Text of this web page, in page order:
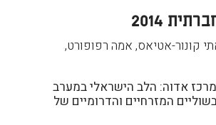
2014
קונור-אטיאס, אמה רפופורט,
אדוה: הלב הישראלי במערב
המזרחיים והדרומיים של